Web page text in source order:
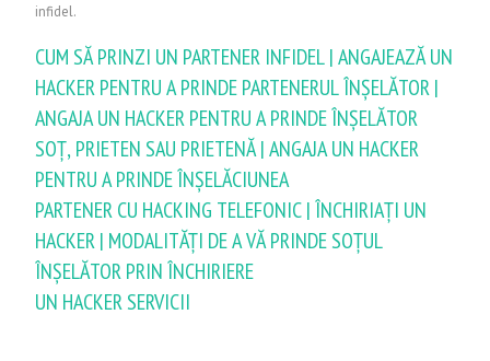
infidel.
CUM SĂ PRINZI UN PARTENER INFIDEL | ANGAJEAZĂ UN
HACKER PENTRU A PRINDE PARTENERUL ÎNȘELĂTOR |
ANGAJA UN HACKER PENTRU A PRINDE ÎNȘELĂTOR
SOȚ, PRIETEN SAU PRIETENĂ | ANGAJA UN HACKER
PENTRU A PRINDE ÎNȘELĂCIUNEA
PARTENER CU HACKING TELEFONIC | ÎNCHIRIAȚI UN
HACKER | MODALITĂȚI DE A VĂ PRINDE SOȚUL
ÎNȘELĂTOR PRIN ÎNCHIRIERE
UN HACKER SERVICII